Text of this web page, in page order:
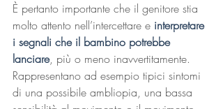
È pertanto importante che il genitore stia
molto attento nell’intercettare e interpretare
i segnali che il bambino potrebbe
lanciare, più o meno inavvertitamente.
Rappresentano ad esempio tipici sintomi
di una possibile ambliopia, una bassa